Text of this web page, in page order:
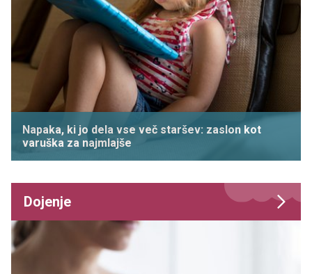
Napaka, ki jo dela vse več staršev: zaslon kot
varuška za najmlajše
Dojenje